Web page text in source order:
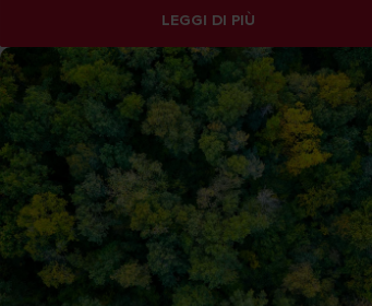
LEGGI DI PIÙ